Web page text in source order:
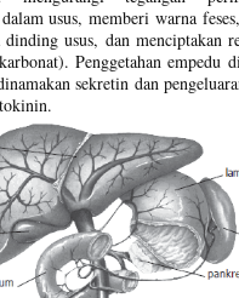
usus, memberi warna
dinding usus, dan menciptakan
Penggetahan empedu
sekretin dan